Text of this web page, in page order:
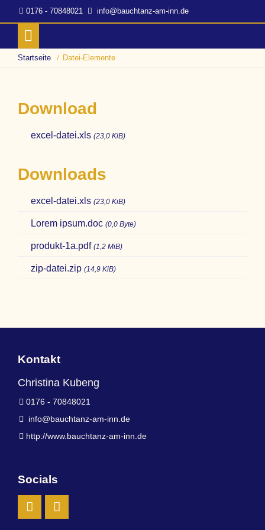
0176 - 70848021 info@bauchtanz-am-inn.de
Startseite Datei-Elemente
Download
excel-datei.xls (23,0 KiB)
Downloads
excel-datei.xls (23,0 KiB)
Lorem ipsum.doc (0,0 Byte)
produkt-1a.pdf (1,2 MiB)
zip-datei.zip (14,9 KiB)
Kontakt
Christina Kubeng
0176 - 70848021
info@bauchtanz-am-inn.de
http://www.bauchtanz-am-inn.de
Socials